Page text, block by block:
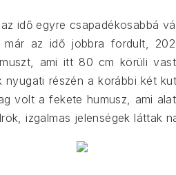
idő egyre csapadékosabbá
az idő jobbra fordult,
ami itt 80 cm körüli
nyugati részén a korábbi két
volt a fekete humusz, ami
izgalmas jelenségek láttak